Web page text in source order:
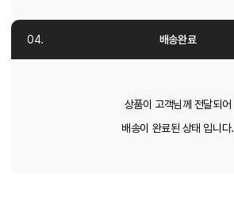
배송완료
상품이 고객님께 전달되어
배송이 완료된 상태 입니다.